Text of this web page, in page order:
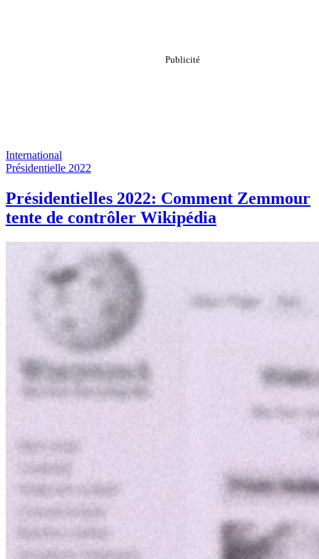
International
Présidentielle 2022
Présidentielles 2022: Comment Zemmour
tente de contrôler Wikipédia